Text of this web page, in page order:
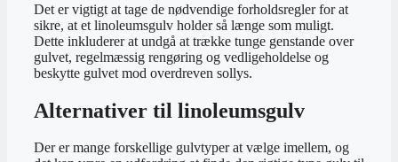
Det er vigtigt at tage de nødvendige forholdsregler for at
sikre, at et linoleumsgulv holder så længe som muligt.
Dette inkluderer at undgå at trække tunge genstande over
gulvet, regelmæssig rengøring og vedligeholdelse og
beskytte gulvet mod overdreven sollys.
Alternativer til linoleumsgulv
Der er mange forskellige gulvtyper at vælge imellem, og